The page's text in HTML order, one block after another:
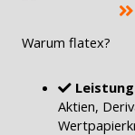
Warum flatex?
Aktien,